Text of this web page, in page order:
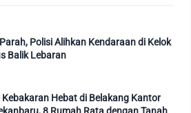
Polisi Alihkan Kendaraan di Kelok
Balik Lebaran
Kebakaran Hebat di Belakang Kantor